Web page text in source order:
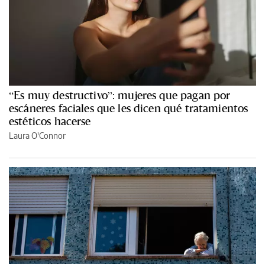
“Es muy destructivo”: mujeres que pagan por
escáneres faciales que les dicen qué tratamientos
estéticos hacerse
Laura O'Connor